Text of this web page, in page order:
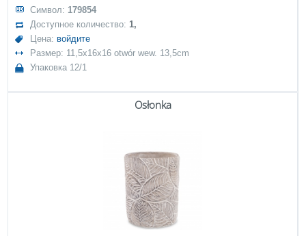
Символ: 179854
Доступное количество:1,
Цена: войдите
Размер: 11,5x16x16 otwór wew. 13,5cm
Упаковка 12/1
Osłonka